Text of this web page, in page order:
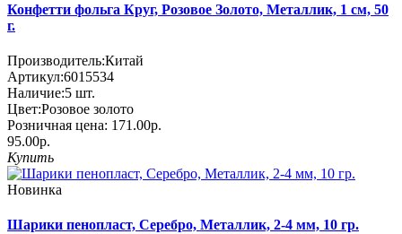
Конфетти фольга Круг, Розовое Золото, Металлик, 1 см, 50
г.
Производитель:Китай
Артикул:6015534
Наличие:5 шт.
Цвет:Розовое золото
Розничная цена: 171.00р.
95.00р.
Купить
Новинка
Шарики пенопласт, Серебро, Металлик, 2-4 мм, 10 гр.